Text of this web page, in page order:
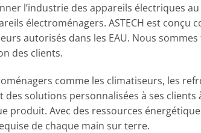
l’industrie des appareils électriques
électroménagers. ASTECH est
autorisés dans les EAU. Nous
des clients.
comme les climatiseurs, les
des solutions personnalisées à ses
produit. Avec des ressources
de chaque main sur terre.